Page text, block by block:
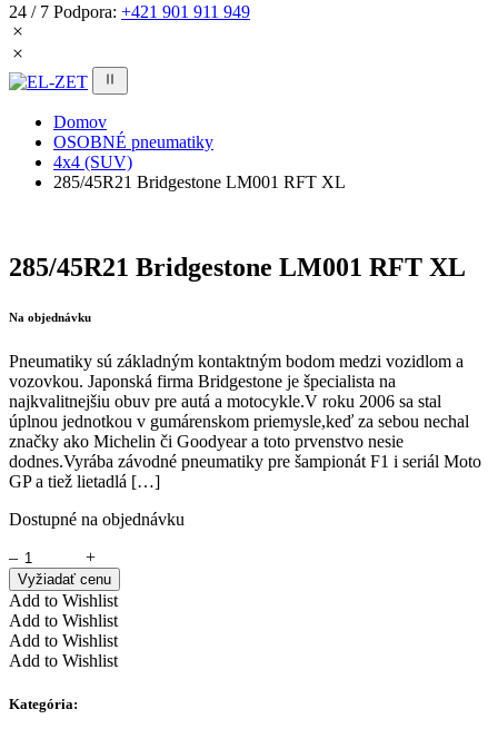
24 / 7 Podpora: +421 901 911 949
Domov
OSOBNÉ pneumatiky
4x4 (SUV)
285/45R21 Bridgestone LM001 RFT XL
285/45R21 Bridgestone LM001 RFT XL
Na objednávku
Pneumatiky sú základným kontaktným bodom medzi vozidlom a
vozovkou. Japonská firma Bridgestone je špecialista na
najkvalitnejšiu obuv pre autá a motocykle.V roku 2006 sa stal
úplnou jednotkou v gumárenskom priemysle,keď za sebou nechal
značky ako Michelin či Goodyear a toto prvenstvo nesie
dodnes.Vyrába závodné pneumatiky pre šampionát F1 i seriál Moto
GP a tiež lietadlá […]
Dostupné na objednávku
–
+
Vyžiadať cenu
Add to Wishlist
Add to Wishlist
Add to Wishlist
Add to Wishlist
Kategória: